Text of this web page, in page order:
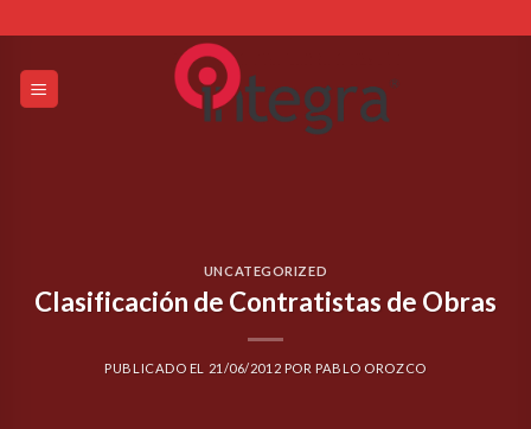
to
content
UNCATEGORIZED
Clasificación de Contratistas de Obras
PUBLICADO EL 21/06/2012 POR PABLO OROZCO